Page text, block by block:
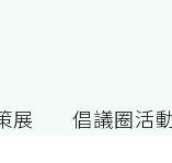
展 倡議圈活